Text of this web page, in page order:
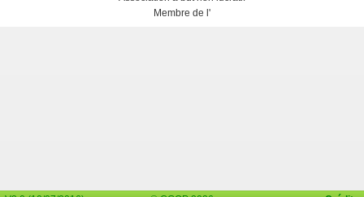
Membre de l'